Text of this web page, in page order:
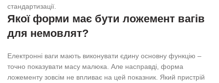
стандартизації.
Якої форми має бути ложемент вагів
для немовлят?
Електронні ваги мають виконувати єдину основну функцію –
точно показувати масу малюка. Але насправді, форма
ложементу зовсім не впливає на цей показник. Який пристрій